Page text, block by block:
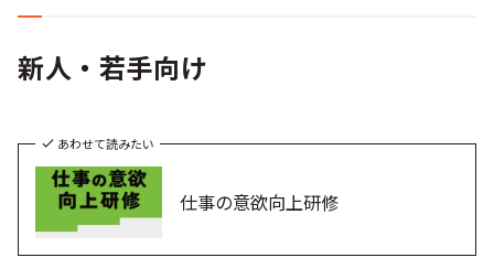
新人・若手向け
あわせて読みたい
仕事の意欲向上研修